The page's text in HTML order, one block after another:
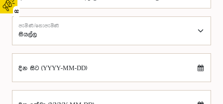
02
පැමිණි/නොපැමිණි
දින සිට (YYYY-MM-DD)